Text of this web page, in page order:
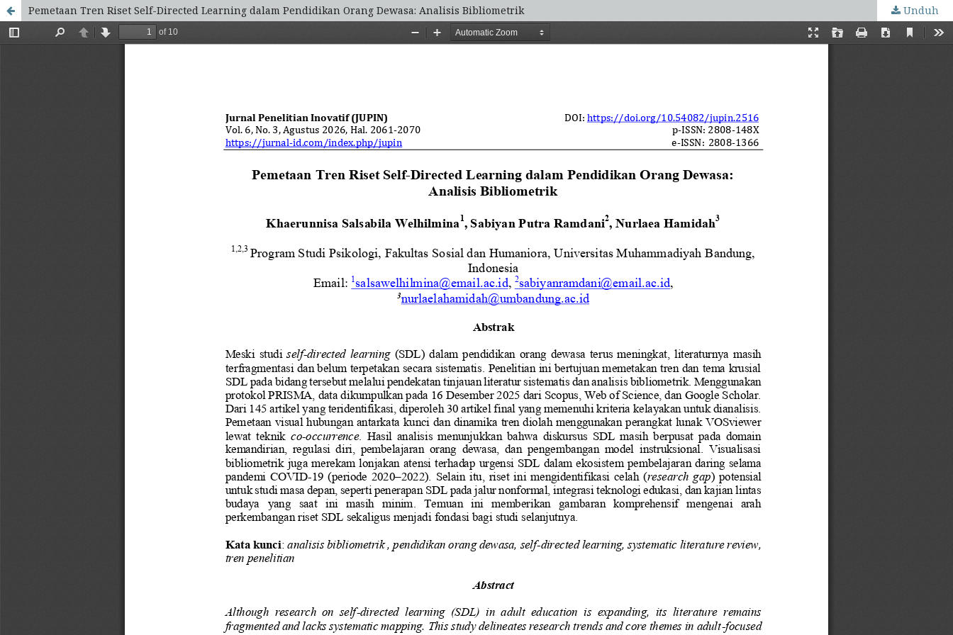
Pemetaan Tren Riset Self-Directed Learning dalam Pendidikan Orang Dewasa: Analisis Bibliometrik Unduh